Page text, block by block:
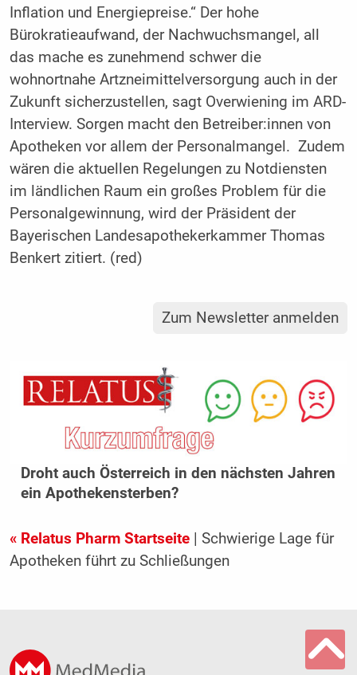
Inflation und Energiepreise.“ Der hohe
Bürokratieaufwand, der Nachwuchsmangel, all
das mache es zunehmend schwer die
wohnortnahe Artzneimittelversorgung auch in der
Zukunft sicherzustellen, sagt Overwiening im ARD-
Interview. Sorgen macht den Betreiber:innen von
Apotheken vor allem der Personalmangel. Zudem
wären die aktuellen Regelungen zu Notdiensten
im ländlichen Raum ein großes Problem für die
Personalgewinnung, wird der Präsident der
Bayerischen Landesapothekerkammer Thomas
Benkert zitiert. (red)
Zum Newsletter anmelden
Droht auch Österreich in den nächsten Jahren
ein Apothekensterben?
« Relatus Pharm Startseite| Schwierige Lage für
Apotheken führt zu Schließungen